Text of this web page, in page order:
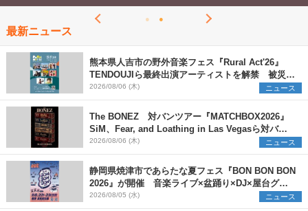
最新ニュース
熊本県人吉市の野外音楽フェス『Rural Act'26』
TENDOUJIら最終出演アーティストを解禁 被災地
支援プロジェクトの始動も発表
2026/08/06 (木) ニュース
The BONEZ 対バンツアー『MATCHBOX2026』
SiM、Fear, and Loathing in Las Vegasら対バン
アーティストを一斉解禁
2026/08/06 (木) ニュース
静岡県焼津市であらたな夏フェス『BON BON BON
2026』が開催 音楽ライブ×盆踊り×DJ×屋台グル
メ×ランタンナイトで彩る2日間
2026/08/05 (水) ニュース